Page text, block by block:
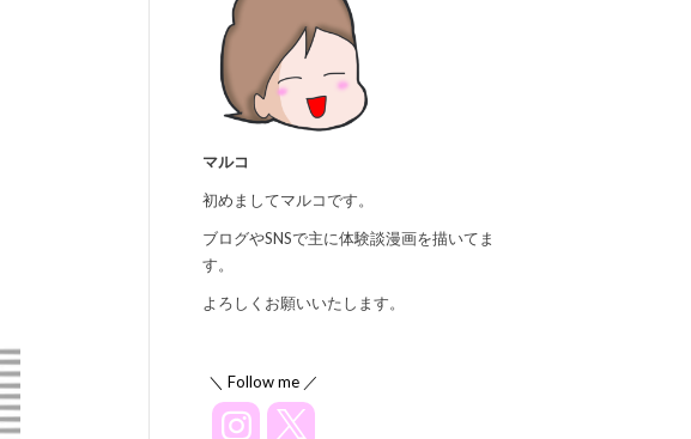
マルコ
初めましてマルコです。
ブログやSNSで主に体験談漫画を描いてま
す。
よろしくお願いいたします。
＼ Follow me ／